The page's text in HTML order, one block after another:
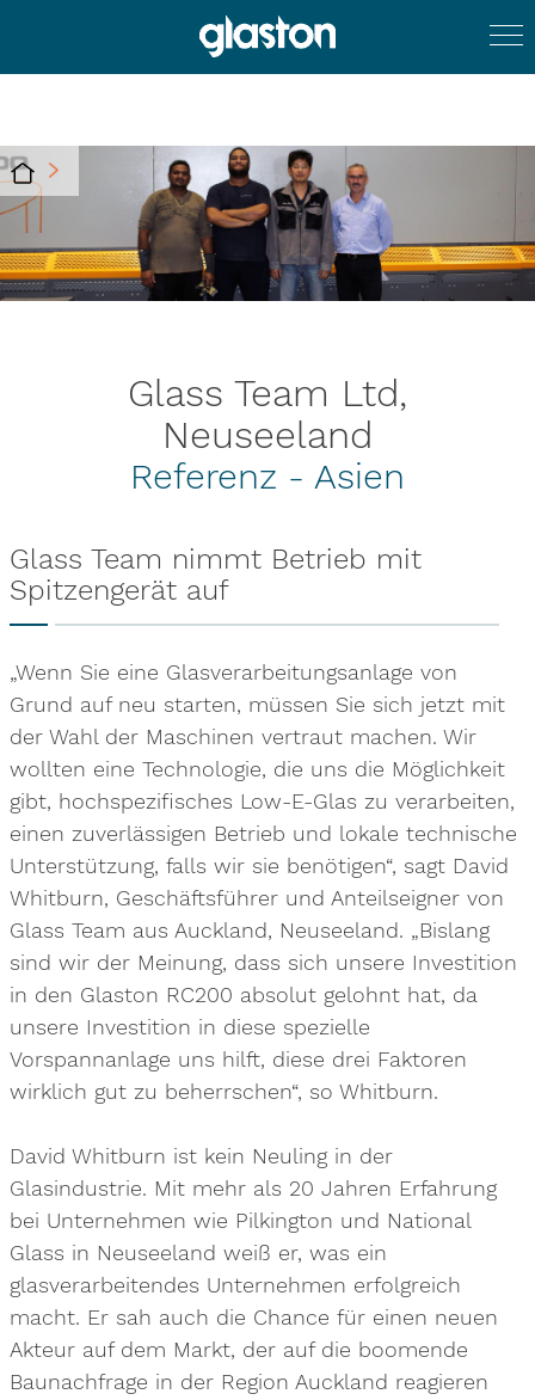
Glass Team Ltd,
Neuseeland
Referenz - Asien
Glass Team nimmt Betrieb mit
Spitzengerät auf
„Wenn Sie eine Glasverarbeitungsanlage von
Grund auf neu starten, müssen Sie sich jetzt mit
der Wahl der Maschinen vertraut machen. Wir
wollten eine Technologie, die uns die Möglichkeit
gibt, hochspezifisches Low-E-Glas zu verarbeiten,
einen zuverlässigen Betrieb und lokale technische
Unterstützung, falls wir sie benötigen“, sagt David
Whitburn, Geschäftsführer und Anteilseigner von
Glass Team aus Auckland, Neuseeland. „Bislang
sind wir der Meinung, dass sich unsere Investition
in den Glaston RC200 absolut gelohnt hat, da
unsere Investition in diese spezielle
Vorspannanlage uns hilft, diese drei Faktoren
wirklich gut zu beherrschen“, so Whitburn.
David Whitburn ist kein Neuling in der
Glasindustrie. Mit mehr als 20 Jahren Erfahrung
bei Unternehmen wie Pilkington und National
Glass in Neuseeland weiß er, was ein
glasverarbeitendes Unternehmen erfolgreich
macht. Er sah auch die Chance für einen neuen
Akteur auf dem Markt, der auf die boomende
Baunachfrage in der Region Auckland reagieren